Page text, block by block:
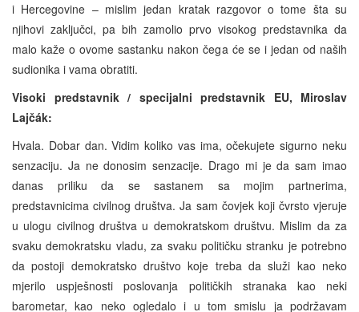
i Hercegovine – mislim jedan kratak razgovor o tome šta su
njihovi zaključci, pa bih zamolio prvo visokog predstavnika da
malo kaže o ovome sastanku nakon čega će se i jedan od naših
sudionika i vama obratiti.
Visoki predstavnik / specijalni predstavnik EU, Miroslav
Lajčák:
Hvala. Dobar dan. Vidim koliko vas ima, očekujete sigurno neku
senzaciju. Ja ne donosim senzacije. Drago mi je da sam imao
danas priliku da se sastanem sa mojim partnerima,
predstavnicima civilnog društva. Ja sam čovjek koji čvrsto vjeruje
u ulogu civilnog društva u demokratskom društvu. Mislim da za
svaku demokratsku vladu, za svaku političku stranku je potrebno
da postoji demokratsko društvo koje treba da služi kao neko
mjerilo uspješnosti poslovanja političkih stranaka kao neki
barometar, kao neko ogledalo i u tom smislu ja podržavam